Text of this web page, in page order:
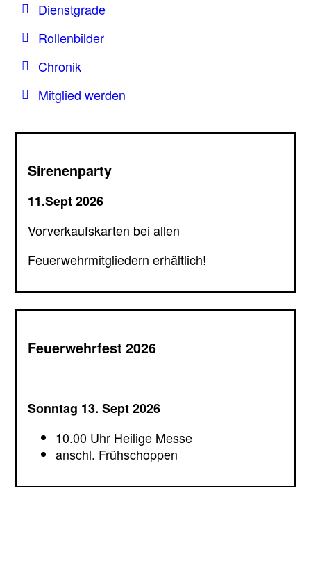
Dienstgrade
Rollenbilder
Chronik
Mitglied werden
Sirenenparty
11.Sept 2026
Vorverkaufskarten bei allen
Feuerwehrmitgliedern erhältlich!
Feuerwehrfest 2026
Sonntag 13. Sept 2026
10.00 Uhr Heilige Messe
anschl. Frühschoppen